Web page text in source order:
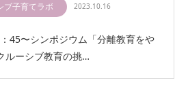
ブ子育てラボ 2023.10.16
45〜シンポジウム「分離教育をや
ルーシブ教育の挑…